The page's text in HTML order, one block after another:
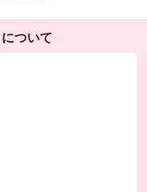
ついて